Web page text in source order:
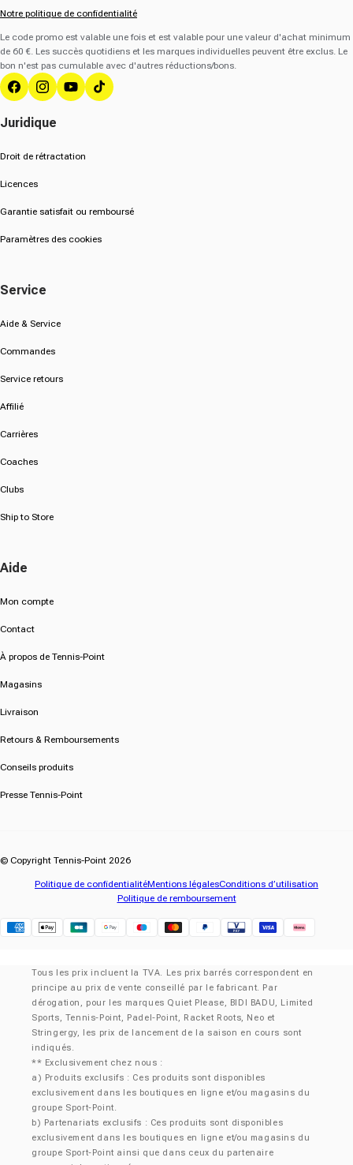
Notre politique de confidentialité
Le code promo est valable une fois et est valable pour une valeur d'achat minimum
de 60 €. Les succès quotidiens et les marques individuelles peuvent être exclus. Le
bon n'est pas cumulable avec d'autres réductions/bons.
FacebookInstagram
YouTubeTik Tok
Juridique
Droit de rétractation
Licences
Garantie satisfait ou remboursé
Paramètres des cookies
Service
Aide & Service
Commandes
Service retours
Affilié
Carrières
Coaches
Clubs
Ship to Store
Aide
Mon compte
Contact
À propos de Tennis-Point
Magasins
Livraison
Retours & Remboursements
Conseils produits
Presse Tennis-Point
© Copyright Tennis-Point 2026
Politique de confidentialitéMentions légalesConditions d’utilisation
Politique de remboursement
Tous les prix incluent la TVA. Les prix barrés correspondent en
principe au prix de vente conseillé par le fabricant. Par
dérogation, pour les marques Quiet Please, BIDI BADU, Limited
Sports, Tennis-Point, Padel-Point, Racket Roots, Neo et
Stringergy, les prix de lancement de la saison en cours sont
indiqués.
** Exclusivement chez nous :
a) Produits exclusifs : Ces produits sont disponibles
exclusivement dans les boutiques en ligne et/ou magasins du
groupe Sport-Point.
b) Partenariats exclusifs : Ces produits sont disponibles
exclusivement dans les boutiques en ligne et/ou magasins du
groupe Sport-Point ainsi que dans ceux du partenaire